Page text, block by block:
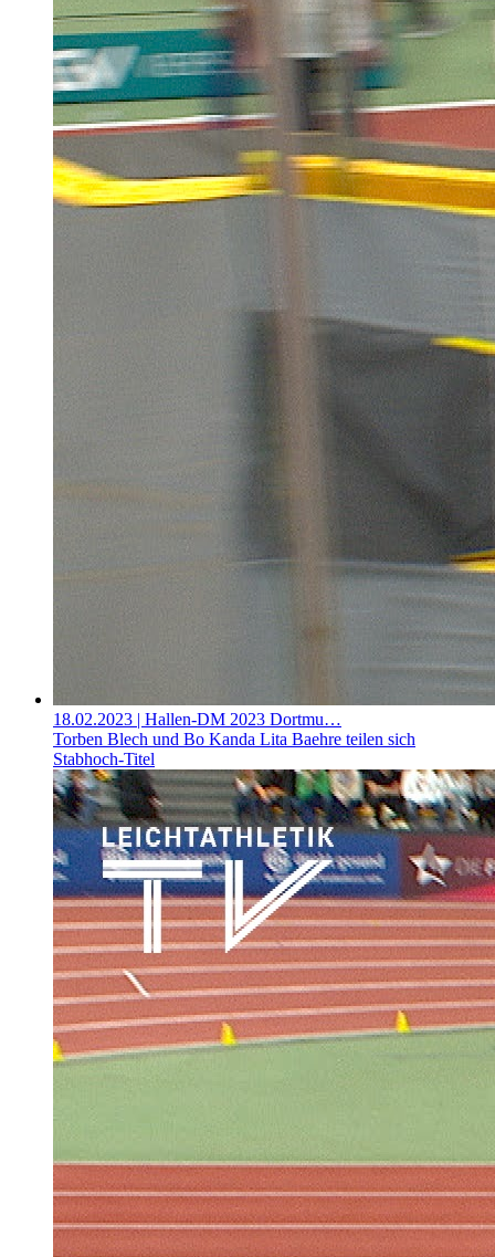
18.02.2023 | Hallen-DM 2023 Dortmu…
Torben Blech und Bo Kanda Lita Baehre teilen sich
Stabhoch-Titel